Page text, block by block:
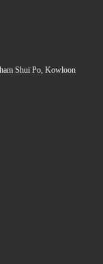
Shui Po, Kowloon